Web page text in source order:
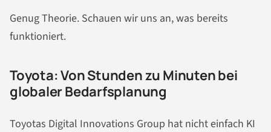
Genug Theorie. Schauen wir uns an, was bereits
funktioniert.
Toyota: Von Stunden zu Minuten bei
globaler Bedarfsplanung
Toyotas Digital Innovations Group hat nicht einfach KI